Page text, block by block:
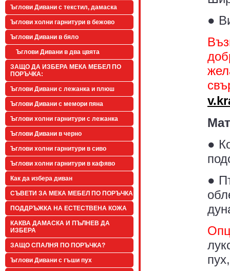
Ъглови Дивани с текстил, дамаска
Ъглови холни гарнитури в бежово
Ъглови Дивани в бяло
Ъглови Дивани в два цвята
ЗАЩО ДА ИЗБЕРА МЕКА МЕБЕЛ ПО
ПОРЪЧКА:
Ъглови Дивани с лежанка и плюш
Ъглови Дивани с мемори пяна
Ъглови холни гарнитури с лежанка
Ъглови Дивани в черно
Ъглови холни гарнитури в сиво
Ъглови холни гарнитури в кафяво
Как да избера диван
СЪВЕТИ ЗА МЕКА МЕБЕЛ ПО ПОРЪЧКА
ПОДДРЪЖКА НА ЕСТЕСТВЕНА КОЖА
КАКВА ДАМАСКА И ПЪЛНЕВ ДА
ИЗБЕРА
ЗАЩО СПАЛНЯ ПО ПОРЪЧКА?
Ъглови Дивани с гъши пух
●
●
●